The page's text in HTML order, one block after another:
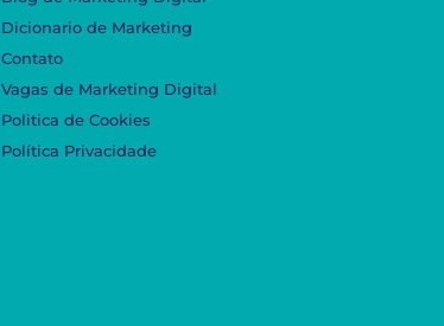
Dicionario de Marketing
Contato
Vagas de Marketing Digital
Politica de Cookies
Política Privacidade